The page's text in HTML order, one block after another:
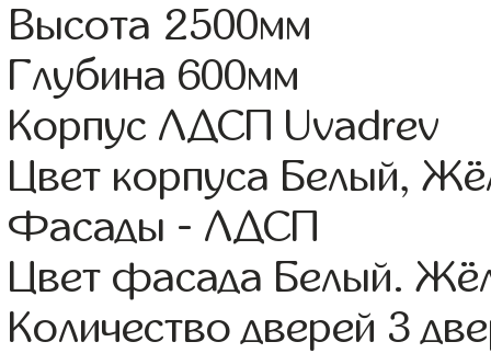
Высота 2500мм
Глубина 600мм
Корпус ЛДСП Uvadrev
Цвет корпуса Белый,
Фасады - ЛДСП
Цвет фасада Белый.
Количество дверей 3